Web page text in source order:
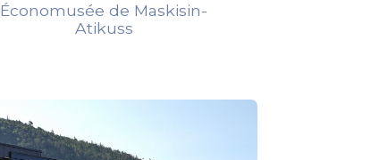
Économusée de Maskisin-
Atikuss